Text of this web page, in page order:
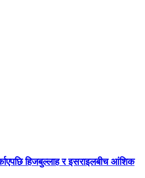
हिजबुल्लाह र इसराइलबीच आंशिक